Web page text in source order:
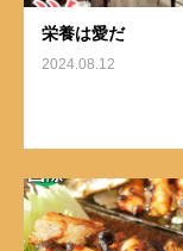
栄養は愛だ
2024.08.12